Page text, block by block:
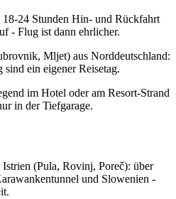
24 Stunden Hin- und Rückfahrt
- Flug ist dann ehrlicher.
Mljet) aus Norddeutschland:
ein eigener Reisetag.
im Hotel oder am Resort-Strand
in der Tiefgarage.
(Pula, Rovinj, Poreč): über
und Slowenien -